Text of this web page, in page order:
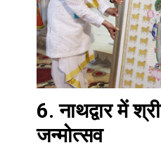
6.नाथद्वार में
जन्मोत्सव